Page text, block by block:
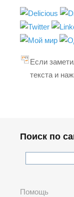
Если
текста и
Поиск по
Помощь